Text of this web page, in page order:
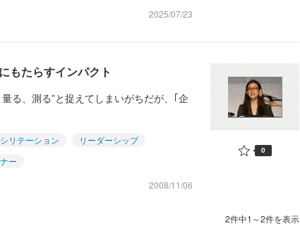
2025/07/23
もたらすインパクト
る、測る”と捉えてしまいがちだが、｢企
リテーション
リーダーシップ
ー
2008/11/06
0
2件中1～2件を表示